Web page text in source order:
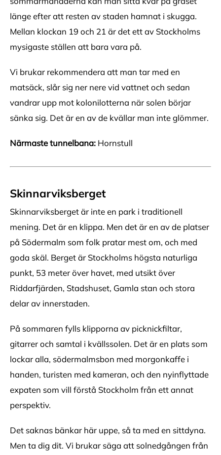
länge efter att resten av staden hamnat i skugga.
Mellan klockan 19 och 21 är det ett av Stockholms
mysigaste ställen att bara vara på.
Vi brukar rekommendera att man tar med en
matsäck, slår sig ner nere vid vattnet och sedan
vandrar upp mot kolonilotterna när solen börjar
sänka sig. Det är en av de kvällar man inte glömmer.
Närmaste tunnelbana: Hornstull
Skinnarviksberget
Skinnarviksberget är inte en park i traditionell
mening. Det är en klippa. Men det är en av de platser
på Södermalm som folk pratar mest om, och med
goda skäl. Berget är Stockholms högsta naturliga
punkt, 53 meter över havet, med utsikt över
Riddarfjärden, Stadshuset, Gamla stan och stora
delar av innerstaden.
På sommaren fylls klipporna av picknickfiltar,
gitarrer och samtal i kvällssolen. Det är en plats som
lockar alla, södermalmsbon med morgonkaffe i
handen, turisten med kameran, och den nyinflyttade
expaten som vill förstå Stockholm från ett annat
perspektiv.
Det saknas bänkar här uppe, så ta med en sittdyna.
Men ta dig dit. Vi brukar säga att solnedgången från